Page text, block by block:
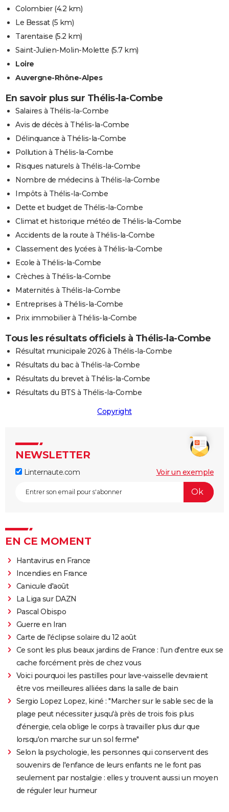
Colombier(4.2 km)
Le Bessat(5 km)
Tarentaise (5.2 km)
Saint-Julien-Molin-Molette (5.7 km)
Loire
Auvergne-Rhône-Alpes
En savoir plus sur Thélis-la-Combe
Salaires à Thélis-la-Combe
Avis de décès à Thélis-la-Combe
Délinquance à Thélis-la-Combe
Pollution à Thélis-la-Combe
Risques naturels à Thélis-la-Combe
Nombre de médecins à Thélis-la-Combe
Impôts à Thélis-la-Combe
Dette et budget de Thélis-la-Combe
Climat et historique météo de Thélis-la-Combe
Accidents de la route à Thélis-la-Combe
Classement des lycées à Thélis-la-Combe
Ecole à Thélis-la-Combe
Crèches à Thélis-la-Combe
Maternités à Thélis-la-Combe
Entreprises à Thélis-la-Combe
Prix immobilier à Thélis-la-Combe
Tous les résultats officiels à Thélis-la-Combe
Résultat municipale 2026 à Thélis-la-Combe
Résultats du bac à Thélis-la-Combe
Résultats du brevet à Thélis-la-Combe
Résultats du BTS à Thélis-la-Combe
Copyright
NEWSLETTER
Linternaute.com Voir un exemple
EN CE MOMENT
Hantavirus en France
Incendies en France
Canicule d'août
La Liga sur DAZN
Pascal Obispo
Guerre en Iran
Carte de l'éclipse solaire du 12 août
Ce sont les plus beaux jardins de France : l'un d'entre eux se
cache forcément près de chez vous
Voici pourquoi les pastilles pour lave-vaisselle devraient
être vos meilleures alliées dans la salle de bain
Sergio Lopez Lopez, kiné : "Marcher sur le sable sec de la
plage peut nécessiter jusqu'à près de trois fois plus
d'énergie, cela oblige le corps à travailler plus dur que
lorsqu'on marche sur un sol ferme"
Selon la psychologie, les personnes qui conservent des
souvenirs de l'enfance de leurs enfants ne le font pas
seulement par nostalgie : elles y trouvent aussi un moyen
de réguler leur humeur